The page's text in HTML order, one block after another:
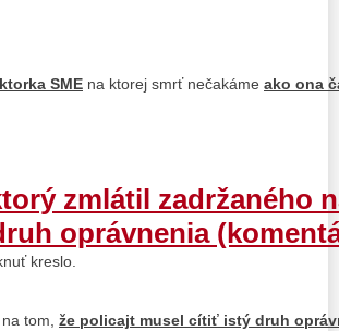
SME na ktorej smrť nečakáme ako ona
zmlátil zadržaného
oprávnenia
kreslo.
tom, že policajt musel cítiť istý druh